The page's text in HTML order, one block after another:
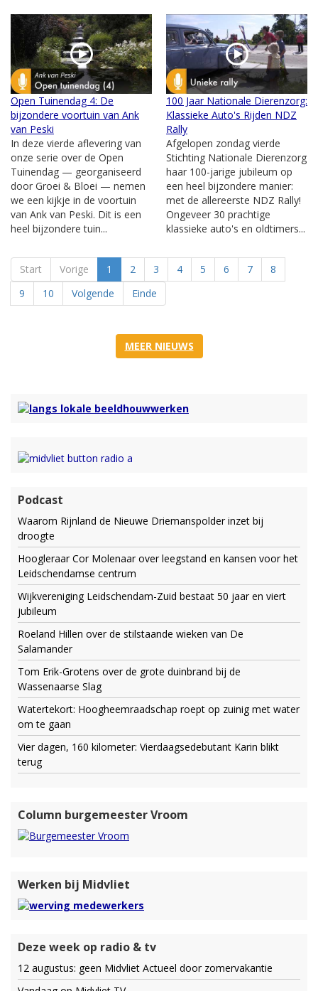
Open Tuinendag 4: De
bijzondere voortuin van Ank
van Peski
In deze vierde aflevering van
onze serie over de Open
Tuinendag — georganiseerd
door Groei & Bloei — nemen
we een kijkje in de voortuin
van Ank van Peski. Dit is een
heel bijzondere tuin...
100 Jaar Nationale Dierenzorg:
Klassieke Auto's Rijden NDZ
Rally
Afgelopen zondag vierde
Stichting Nationale Dierenzorg
haar 100-jarige jubileum op
een heel bijzondere manier:
met de allereerste NDZ Rally!
Ongeveer 30 prachtige
klassieke auto's en oldtimers...
Start Vorige 1 2 3 4 5 6 7
8
9
10 Volgende Einde
MEER NIEUWS
Podcast
Waarom Rijnland de Nieuwe Driemanspolder inzet bij
droogte
Hoogleraar Cor Molenaar over leegstand en kansen voor het
Leidschendamse centrum
Wijkvereniging Leidschendam-Zuid bestaat 50 jaar en viert
jubileum
Roeland Hillen over de stilstaande wieken van De
Salamander
Tom Erik-Grotens over de grote duinbrand bij de
Wassenaarse Slag
Watertekort: Hoogheemraadschap roept op zuinig met water
om te gaan
Vier dagen, 160 kilometer: Vierdaagsedebutant Karin blikt
terug
Column burgemeester Vroom
Werken bij Midvliet
Deze week op radio & tv
12 augustus: geen Midvliet Actueel door zomervakantie